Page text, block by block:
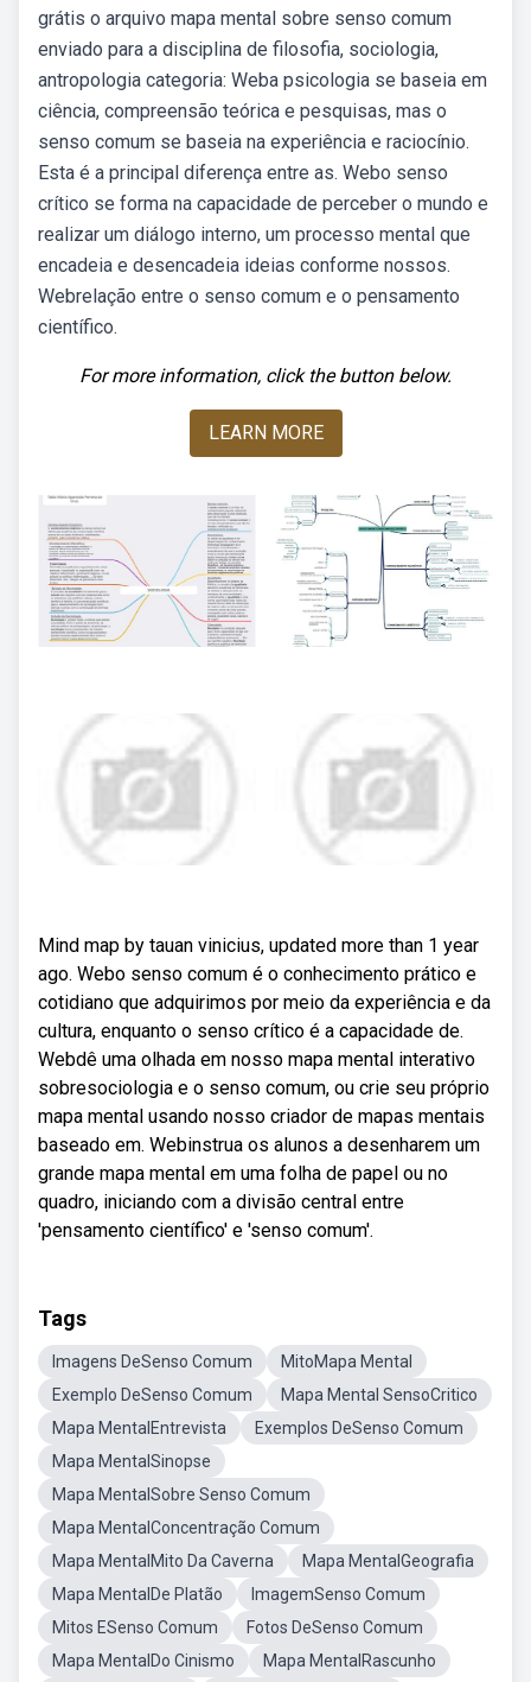
grátis o arquivo mapa mental sobre senso comum
enviado para a disciplina de filosofia, sociologia,
antropologia categoria: Weba psicologia se baseia em
ciência, compreensão teórica e pesquisas, mas o
senso comum se baseia na experiência e raciocínio.
Esta é a principal diferença entre as. Webo senso
crítico se forma na capacidade de perceber o mundo e
realizar um diálogo interno, um processo mental que
encadeia e desencadeia ideias conforme nossos.
Webrelação entre o senso comum e o pensamento
científico.
For more information, click the button below.
LEARN MORE
Mind map by tauan vinicius, updated more than 1 year
ago. Webo senso comum é o conhecimento prático e
cotidiano que adquirimos por meio da experiência e da
cultura, enquanto o senso crítico é a capacidade de.
Webdê uma olhada em nosso mapa mental interativo
sobresociologia e o senso comum, ou crie seu próprio
mapa mental usando nosso criador de mapas mentais
baseado em. Webinstrua os alunos a desenharem um
grande mapa mental em uma folha de papel ou no
quadro, iniciando com a divisão central entre
'pensamento científico' e 'senso comum'.
Tags
Imagens DeSenso Comum
MitoMapa Mental
Exemplo DeSenso Comum
Mapa Mental SensoCritico
Mapa MentalEntrevista
Exemplos DeSenso Comum
Mapa MentalSinopse
Mapa MentalSobre Senso Comum
Mapa MentalConcentração Comum
Mapa MentalMito Da Caverna
Mapa MentalGeografia
Mapa MentalDe Platão
ImagemSenso Comum
Mitos ESenso Comum
Fotos DeSenso Comum
Mapa MentalDo Cinismo
Mapa MentalRascunho